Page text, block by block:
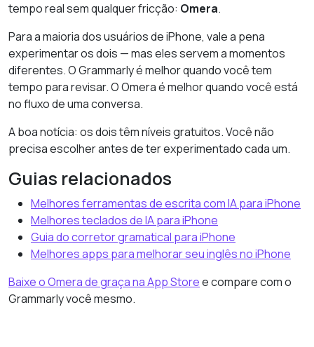
tempo real sem qualquer fricção: Omera.
Para a maioria dos usuários de iPhone, vale a pena
experimentar os dois — mas eles servem a momentos
diferentes. O Grammarly é melhor quando você tem
tempo para revisar. O Omera é melhor quando você está
no fluxo de uma conversa.
A boa notícia: os dois têm níveis gratuitos. Você não
precisa escolher antes de ter experimentado cada um.
Guias relacionados
Melhores ferramentas de escrita com IA para iPhone
Melhores teclados de IA para iPhone
Guia do corretor gramatical para iPhone
Melhores apps para melhorar seu inglês no iPhone
Baixe o Omera de graça na App Storee compare com o
Grammarly você mesmo.